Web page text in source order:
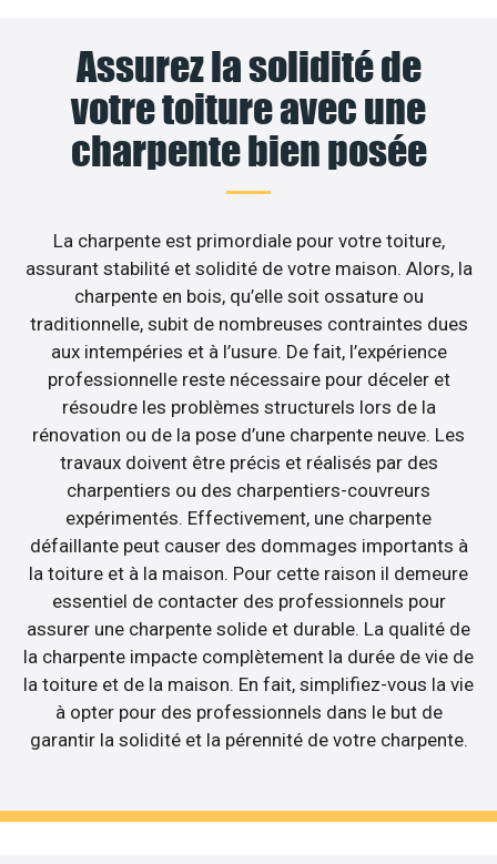
Assurez la solidité de
votre toiture avec une
charpente bien posée
La charpente est primordiale pour votre toiture,
assurant stabilité et solidité de votre maison. Alors, la
charpente en bois, qu’elle soit ossature ou
traditionnelle, subit de nombreuses contraintes dues
aux intempéries et à l’usure. De fait, l’expérience
professionnelle reste nécessaire pour déceler et
résoudre les problèmes structurels lors de la
rénovation ou de la pose d’une charpente neuve. Les
travaux doivent être précis et réalisés par des
charpentiers ou des charpentiers-couvreurs
expérimentés. Effectivement, une charpente
défaillante peut causer des dommages importants à
la toiture et à la maison. Pour cette raison il demeure
essentiel de contacter des professionnels pour
assurer une charpente solide et durable. La qualité de
la charpente impacte complètement la durée de vie de
la toiture et de la maison. En fait, simplifiez-vous la vie
à opter pour des professionnels dans le but de
garantir la solidité et la pérennité de votre charpente.